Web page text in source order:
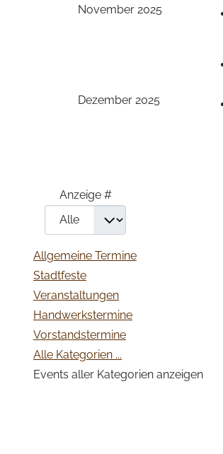
November 2025
Dezember 2025
Anzeige #
Allgemeine Termine
Stadtfeste
Veranstaltungen
Handwerkstermine
Vorstandstermine
Alle Kategorien ...
Events aller Kategorien anzeigen